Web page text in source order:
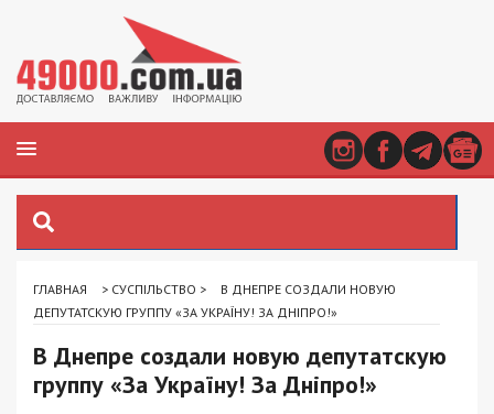
ГЛАВНАЯ > СУСПІЛЬСТВО >
В ДНЕПРЕ СОЗДАЛИ НОВУЮ
ДЕПУТАТСКУЮ ГРУППУ «ЗА УКРАЇНУ! ЗА ДНІПРО!»
В Днепре создали новую депутатскую
группу «За Україну! За Дніпро!»